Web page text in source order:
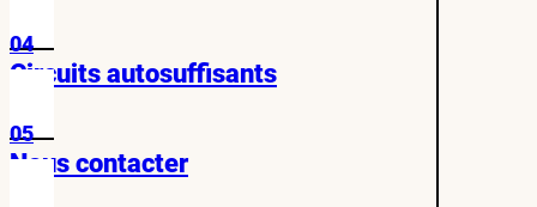
04
Circuits autosuffisants
05
Nous contacter